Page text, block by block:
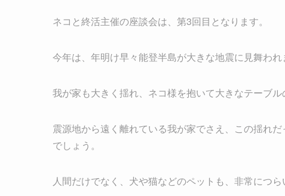
ネコと終活主催の座談会は、第3回目となります。
今年は、年明け早々能登半島が大きな地震に見舞われ
我が家も大きく揺れ、ネコ様を抱いて大きなテーブ
震源地から遠く離れている我が家でさえ、この揺れ
でしょう。
人間だけでなく、犬や猫などのペットも、非常につ